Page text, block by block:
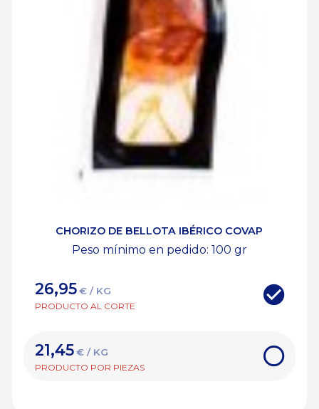
CHORIZO DE BELLOTA IBÉRICO COVAP
Peso mínimo en pedido: 100 gr
26,95 € / KG
PRODUCTO AL CORTE
21,45 € / KG
PRODUCTO POR PIEZAS